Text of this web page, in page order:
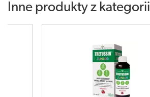
Inne produkty z kategorii